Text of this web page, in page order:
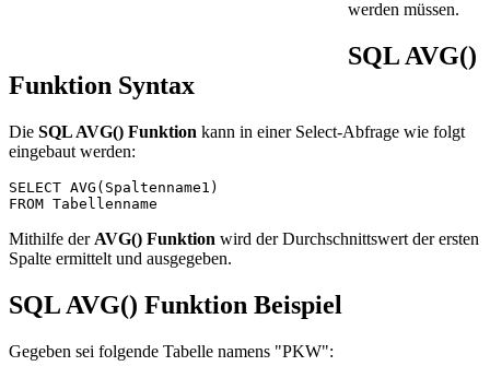
werden müssen.
SQL AVG()
Funktion Syntax
Die SQL AVG() Funktion kann in einer Select-Abfrage wie folgt
eingebaut werden:
SELECT AVG(Spaltenname1)
FROM Tabellenname
Mithilfe der AVG() Funktion wird der Durchschnittswert der ersten
Spalte ermittelt und ausgegeben.
SQL AVG() Funktion Beispiel
Gegeben sei folgende Tabelle namens "PKW":